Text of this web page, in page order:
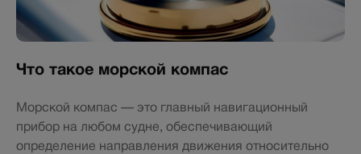
Что такое морской компас
Морской компас — это главный навигационный
прибор на любом судне, обеспечивающий
определение направления движения относительно